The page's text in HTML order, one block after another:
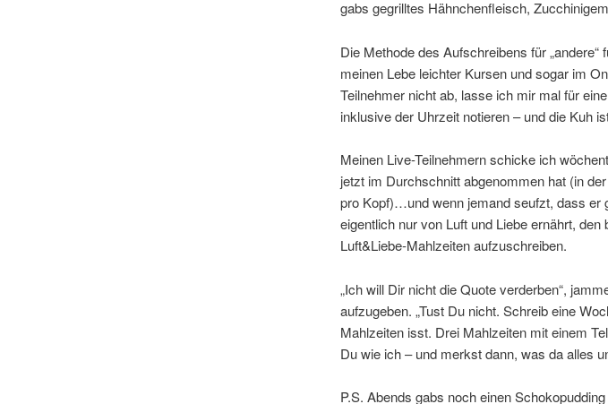
gabs gegrilltes Hähnchenfleisch,
Die Methode des Aufschreibens für
meinen Lebe leichter Kursen und sogar im
Teilnehmer nicht ab, lasse ich mir mal für
inklusive der Uhrzeit notieren – und die Kuh
Meinen Live-Teilnehmern schicke ich
jetzt im Durchschnitt abgenommen hat (in
pro Kopf)…und wenn jemand seufzt, dass er
eigentlich nur von Luft und Liebe ernährt,
Luft&Liebe-Mahlzeiten aufzuschreiben.
„Ich will Dir nicht die Quote verderben“,
aufzugeben. „Tust Du nicht. Schreib eine
Mahlzeiten isst. Drei Mahlzeiten mit einem
Du wie ich – und merkst dann, was da alles
P.S. Abends gabs noch einen